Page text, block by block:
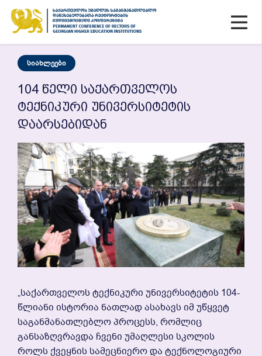
Სიახლეები
104 Წელი Საქართველოს
Ტექნიკური Უნივერსიტეტის
Დაარსებიდან
„საქართველოს Ტექნიკური Უნივერსიტეტის 104-
Წლიანი Ისტორია Ნათლად Ასახავს Იმ Უწყვეტ
Საგანმანათლებლო Პროცესს, Რომლიც
Განსაზღვრავდა Ჩვენი Უმაღლესი Სკოლის
Როლს Ქვეყნის Სამეცნიერო Და Ტექნოლოგიური